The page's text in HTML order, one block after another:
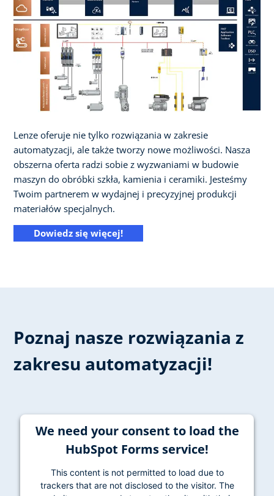
Lenze oferuje nie tylko rozwiązania w zakresie
automatyzacji, ale także tworzy nowe możliwości. Nasza
obszerna oferta radzi sobie z wyzwaniami w budowie
maszyn do obróbki szkła, kamienia i ceramiki. Jesteśmy
Twoim partnerem w wydajnej i precyzyjnej produkcji
materiałów specjalnych.
Dowiedz się więcej!
Poznaj nasze rozwiązania z
zakresu automatyzacji!
We need your consent to load the
HubSpot Forms service!
This content is not permitted to load due to
trackers that are not disclosed to the visitor. The